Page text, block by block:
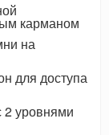
карманом
на
для доступа
уровнями